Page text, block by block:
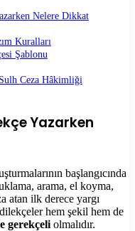
Nelere Dikkat
Kuralları
Şablonu
Ceza Hâkimliği
Yazarken
başlangıcında
arama, el koyma,
atan ilk derece yargı
hem şekil hem de
gerekçeli olmalıdır.